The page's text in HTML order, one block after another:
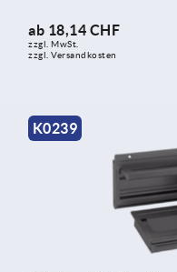
ab 18,14 CHF
zzgl. MwSt.
zzgl. Versandkosten
K0239